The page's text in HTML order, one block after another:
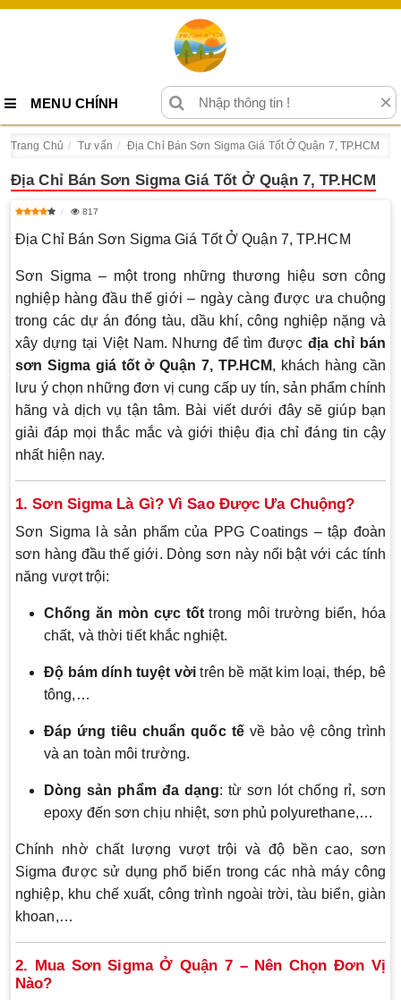
MENU CHÍNH ×
Trang Chủ Tư vấn Địa Chỉ Bán Sơn Sigma Giá Tốt Ở Quận 7, TP.HCM
Địa Chỉ Bán Sơn Sigma Giá Tốt Ở Quận 7, TP.HCM
817
Địa Chỉ Bán Sơn Sigma Giá Tốt Ở Quận 7, TP.HCM
Sơn Sigma – một trong những thương hiệu sơn công
nghiệp hàng đầu thế giới – ngày càng được ưa chuộng
trong các dự án đóng tàu, dầu khí, công nghiệp nặng và
xây dựng tại Việt Nam. Nhưng để tìm đượcđịa chỉ bán
sơn Sigma giá tốt ở Quận 7, TP.HCM, khách hàng cần
lưu ý chọn những đơn vị cung cấp uy tín, sản phẩm chính
hãng và dịch vụ tận tâm. Bài viết dưới đây sẽ giúp bạn
giải đáp mọi thắc mắc và giới thiệu địa chỉ đáng tin cậy
nhất hiện nay.
1. Sơn Sigma Là Gì? Vì Sao Được Ưa Chuộng?
Sơn Sigma là sản phẩm của PPG Coatings – tập đoàn
sơn hàng đầu thế giới. Dòng sơn này nổi bật với các tính
năng vượt trội:
Chống ăn mòn cực tốttrong môi trường biển, hóa
chất, và thời tiết khắc nghiệt.
Độ bám dính tuyệt vời trên bề mặt kim loại, thép, bê
tông,…
Đáp ứng tiêu chuẩn quốc tếvề bảo vệ công trình
và an toàn môi trường.
Dòng sản phẩm đa dạng: từ sơn lót chống rỉ, sơn
epoxy đến sơn chịu nhiệt, sơn phủ polyurethane,…
Chính nhờ chất lượng vượt trội và độ bền cao, sơn
Sigma được sử dụng phổ biến trong các nhà máy công
nghiệp, khu chế xuất, công trình ngoài trời, tàu biển, giàn
khoan,…
2. Mua Sơn Sigma Ở Quận 7 – Nên Chọn Đơn Vị
Nào?